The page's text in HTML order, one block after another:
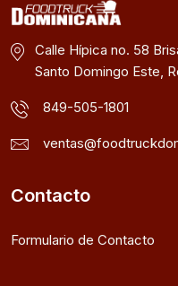
Calle Hípica no. 58
Santo Domingo Este,
849-505-1801
Contacto
Formulario de Contacto